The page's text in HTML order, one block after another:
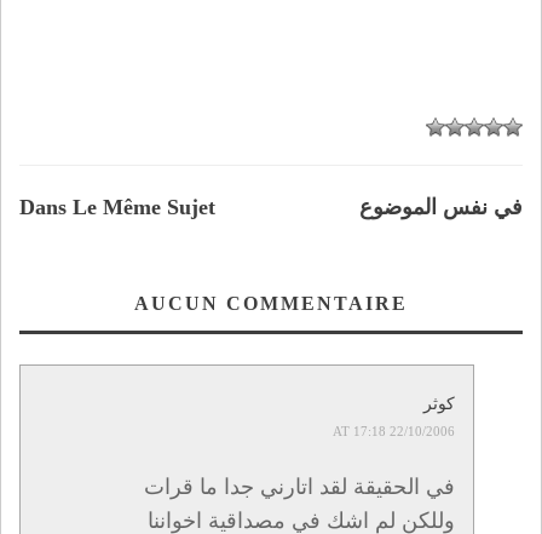
Dans Le Même Sujet في نفس الموضوع
AUCUN COMMENTAIRE
كوثر
22/10/2006 AT 17:18
في الحقيقة لقد اتارني جدا ما قرات
وللكن لم اشك في مصداقية اخواننا